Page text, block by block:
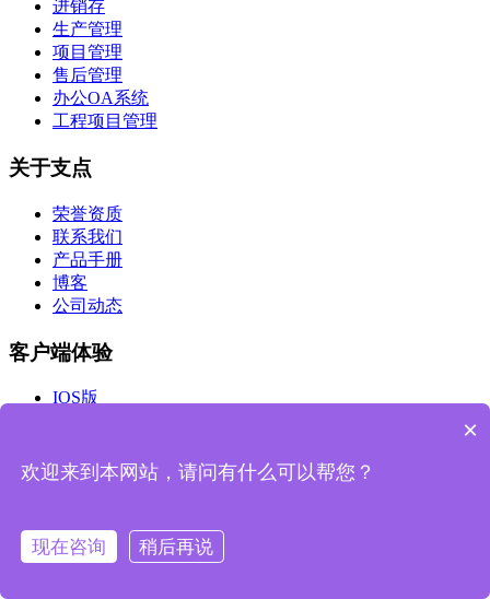
进销存
生产管理
项目管理
售后管理
办公OA系统
工程项目管理
关于支点
荣誉资质
联系我们
产品手册
博客
公司动态
客户端体验
IOS版
商务合作：13588029242
×
欢迎来到本网站，请问有什么可以帮您？
现在咨询 稍后再说